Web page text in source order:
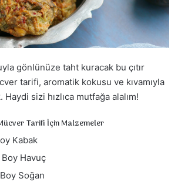
gönlünüze taht kuracak bu çıtır
tarifi, aromatik kokusu ve kıvamıyla
sizi hızlıca mutfağa alalım!
Mücver Tarifi İçin Malzemeler
Kabak
Havuç
Soğan